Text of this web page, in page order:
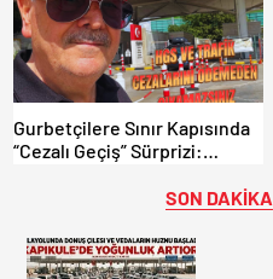
Gurbetçilere Sınır Kapısında
“Cezalı Geçiş” Sürprizi:
SON DAKİKA